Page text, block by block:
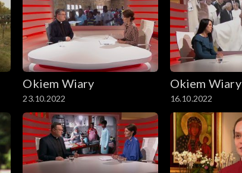
Okiem Wiary
23.10.2022
Okiem Wiary
16.10.2022